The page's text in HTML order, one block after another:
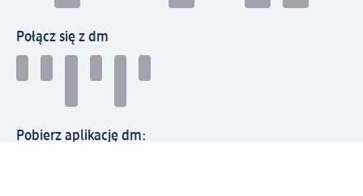
Połącz się z dm
Pobierz aplikację dm: